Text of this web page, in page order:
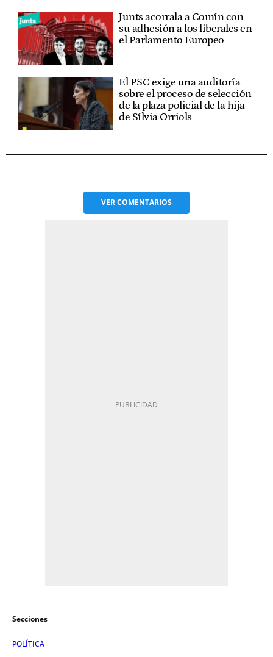
Junts acorrala a Comín con
su adhesión a los liberales en
el Parlamento Europeo
El PSC exige una auditoría
sobre el proceso de selección
de la plaza policial de la hija
de Sílvia Orriols
VERCOMENTARIOS
Secciones
POLÍTICA